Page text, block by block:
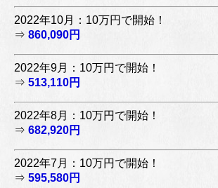
2022年10月：10万円で開始！
⇒ 860,090円
2022年9月：10万円で開始！
⇒ 513,110円
2022年8月：10万円で開始！
⇒ 682,920円
2022年7月：10万円で開始！
⇒ 595,580円